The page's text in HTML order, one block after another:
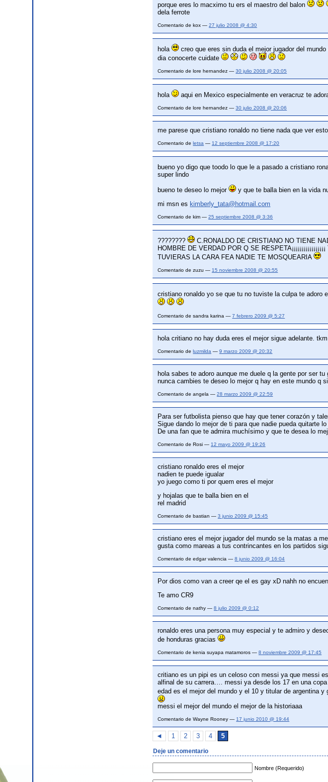
porque eres lo macximo tu ers el maestro del balon
dela ferrote
Comentario de kox —27 julio 2008 @ 4:30
hola creo que eres sin duda el mejor jugador del
dia conocerte cuidate
Comentario de lore hernandez —30 julio 2008 @ 20:05
hola aqui en Mexico especialmente en veracruz te
Comentario de lore hernandez —30 julio 2008 @ 20:06
me parese que cristiano ronaldo no tiene nada que ver
Comentario deletsa — 12 septiembre 2008 @ 17:20
bueno yo digo que toodo lo que le a pasado a cristiano
super lindo
bueno te deseo lo mejor y que te balla bien en la vida
mi msn es kimberly_tata@hotmail.com
Comentario de kim —25 septiembre 2008 @ 3:36
???????? C.RONALDO DE CRISTIANO NO TIENE
HOMBRE DE VERDAD POR Q SE
TUVIERAS LA CARA FEA NADIE TE MOSQUEARIA
Comentario de zuzu — 15 noviembre 2008 @ 20:55
cristiano ronaldo yo se que tu no tuviste la culpa te
Comentario de sandra karina —7 febrero 2009 @ 5:27
hola critiano no hay duda eres el mejor sigue adelante.
Comentario deluzmilda —9 marzo 2009 @ 20:32
hola sabes te adoro aunque me duele q la gente por ser
nunca cambies te deseo lo mejor q hay en este mundo q
Comentario de angela —28 marzo 2009 @ 22:59
Para ser futbolista pienso que hay que tener corazón y
Sigue dando lo mejor de ti para que nadie pueda quitarte
De una fan que te admira muchísimo y que te desea lo
Comentario de Rosi — 12 mayo 2009 @ 19:26
cristiano ronaldo eres el mejor
nadien te puede igualar
yo juego como ti por quem eres el mejor
y hojalas que te balla bien en el
rel madrid
Comentario de bastian —3 junio 2009 @ 15:45
cristiano eres el mejor jugador del mundo se la matas a
gusta como mareas a tus contrincantes en los partidos
Comentario de edgar valencia —8 junio 2009 @ 16:04
Por dios como van a creer qe el es gay xD nahh no
Te amo CR9
Comentario de nathy —8 julio 2009 @ 0:12
ronaldo eres una persona muy especial y te admiro y
de honduras gracias
Comentario de kenia suyapa matamoros —8 noviembre 2009 @ 17:45
critiano es un pipi es un celoso con messi ya que messi
alfinal de su carrera…. messi ya desde los 17 en una
edad es el mejor del mundo y el 10 y titular de argentina
messi el mejor del mundo el mejor de la historiaaa
Comentario de Wayne Rooney — 17 junio 2010 @ 19:44
◄ 1 2 3 4 5
Deje un comentario
Nombre (Requerido)